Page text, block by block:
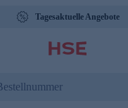
Tagesaktuelle Angebote